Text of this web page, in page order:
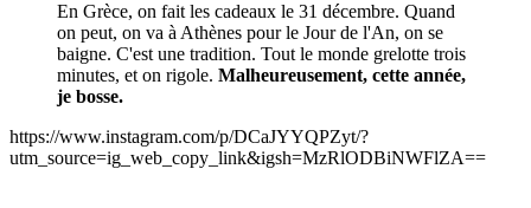
En Grèce, on fait les cadeaux le 31 décembre. Quand
on peut, on va à Athènes pour le Jour de l'An, on se
baigne. C'est une tradition. Tout le monde grelotte trois
minutes, et on rigole. Malheureusement, cette année,
je bosse.
https://www.instagram.com/p/DCaJYYQPZyt/?
utm_source=ig_web_copy_link&igsh=MzRlODBiNWFlZA==